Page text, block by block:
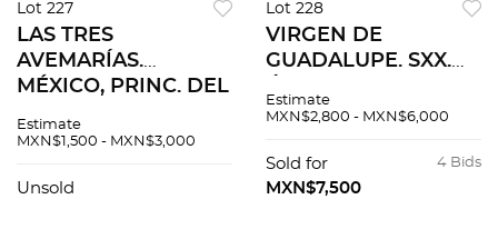
Lot 227
LAS TRES
AVEMARÍAS.
MÉXICO, PRINC. DEL
a color, enmarcada.
conservación. 49.5 X
Estimate
MXN$1,500 - MXN$3,000
Unsold
Lot 228
VIRGEN DE
GUADALUPE. SXX.
marco de madera
detalles de
conservación. 39 x 29
Estimate
MXN$2,800 - MXN$6,000
4 Bids
Sold for
MXN$7,500